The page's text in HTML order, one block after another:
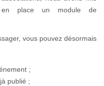
en place un module de
vous pouvez désormais
;
publié ;